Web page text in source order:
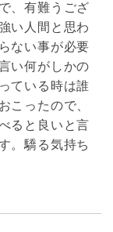
、有難うござ
い人間と思わ
ない事が必要
い何がしかの
ている時は誰
こったので、
ると良いと言
。驕る気持ち